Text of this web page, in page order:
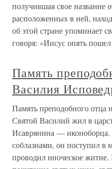
получившая свое название
расположенных в ней,
об этой стране упоминает
говоря: «Иисус опять
Память
Василия
Память преподобного отца
Святой Василий жил в
Исаврянина — иконоборца.
соблазнами, он поступил в
проводил иноческое